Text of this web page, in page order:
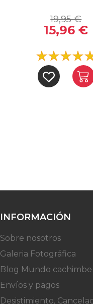
19,95 €
15,96 €
INFORMACIÓN
Sobre nosotros
Galeria Fotográfica
Blog Mundo
Envíos y pagos
Desistimiento,